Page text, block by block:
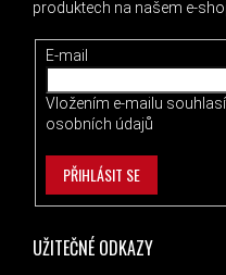
UŽITEČNÉ ODKAZY
produktech na našem e-
E-mail
Vložením e-mailu
osobních údajů
PŘIHLÁSIT SE